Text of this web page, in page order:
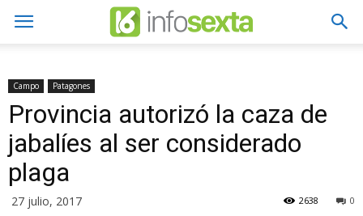
Campo Patagones
Provincia autorizó la caza de
jabalíes al ser considerado
plaga
27 julio, 2017 0
2638